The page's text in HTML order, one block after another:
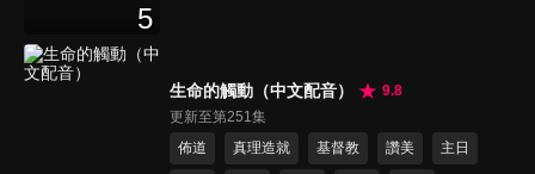
5
生命的觸動（中文配音）
9.8
更新至第251集
佈道
真理造就 基督教 讚美 主日